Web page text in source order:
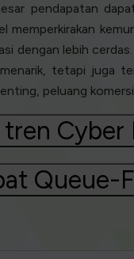
pendapatan
dengan lebih
tetapi juga
peluang
Queue-